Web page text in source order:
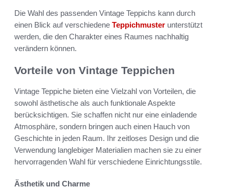
Die Wahl des passenden Vintage Teppichs kann durch
einen Blick auf verschiedene Teppichmuster unterstützt
werden, die den Charakter eines Raumes nachhaltig
verändern können.
Vorteile von Vintage Teppichen
Vintage Teppiche bieten eine Vielzahl von Vorteilen, die
sowohl ästhetische als auch funktionale Aspekte
berücksichtigen. Sie schaffen nicht nur eine einladende
Atmosphäre, sondern bringen auch einen Hauch von
Geschichte in jeden Raum. Ihr zeitloses Design und die
Verwendung langlebiger Materialien machen sie zu einer
hervorragenden Wahl für verschiedene Einrichtungsstile.
Ästhetik und Charme